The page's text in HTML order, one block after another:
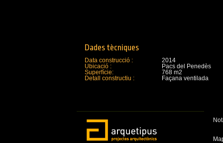
Dades tècniques
Data construcció :
2014
Ubicació :
Pacs del Penedès
Superfície:
768 m2
Detall constructiu :
Façana ventilada